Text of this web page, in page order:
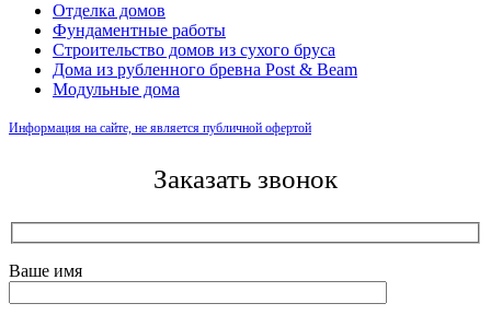
Отделка домов
Фундаментные работы
Строительство домов из сухого бруса
Дома из рубленного бревна Post & Beam
Модульные дома
Информация на сайте, не является публичной офертой
Заказать звонок
Ваше имя